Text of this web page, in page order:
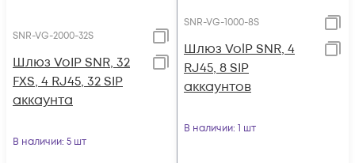
SNR-VG-2000-32S
Шлюз VoIP SNR, 32
FXS, 4 RJ45, 32 SIP
аккаунта
В наличии: 5 шт
SNR-VG-1000-8S
Шлюз VolP SNR, 4
RJ45, 8 SIP
аккаунтов
В наличии: 1 шт